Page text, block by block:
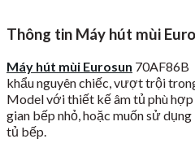
Thông tin Máy hút mùi
Máy hút mùi Eurosun 70AF86B
khẩu nguyên chiếc, vượt trội
Model với thiết kế âm tủ phù
gian bếp nhỏ, hoặc muốn sử
tủ bếp.